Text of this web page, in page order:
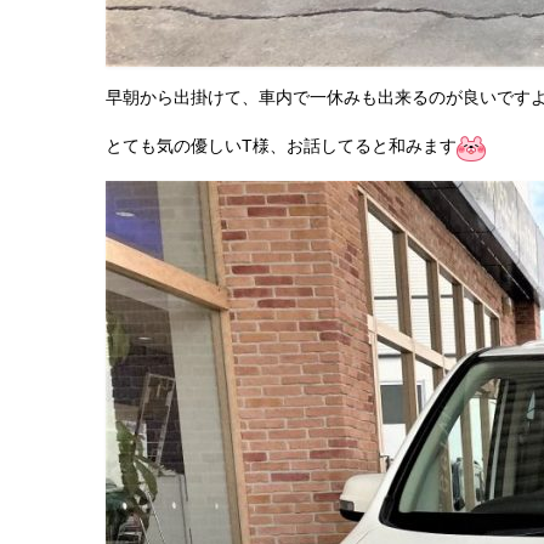
早朝から出掛けて、車内で一休みも出来るのが良いです
とても気の優しいT様、お話してると和みます